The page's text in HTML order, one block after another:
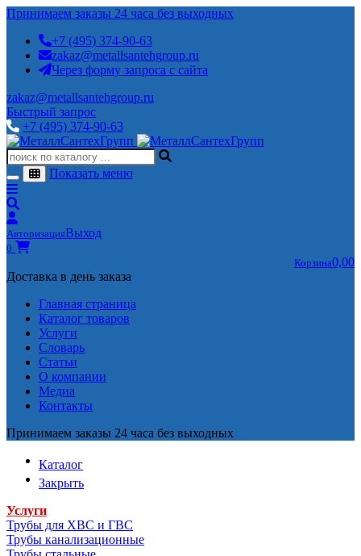
Принимаем заказы 24 часа без выходных
+7 (495) 374-90-63
zakaz@metallsantehgroup.ru
Через форму запроса с сайта
zakaz@metallsantehgroup.ru
Быстрый запрос
+7 (495) 374-90-63
Показать меню
АвторизацияВыход
0
Корзина0,00
Доставка в день заказа
Главная страница
Каталог товаров
Услуги
Словарь
Статьи
О компании
Медиа
Контакты
Принимаем заказы 24 часа без выходных
Каталог
Закрыть
Услуги
Трубы для ХВС и ГВС
Трубы канализационные